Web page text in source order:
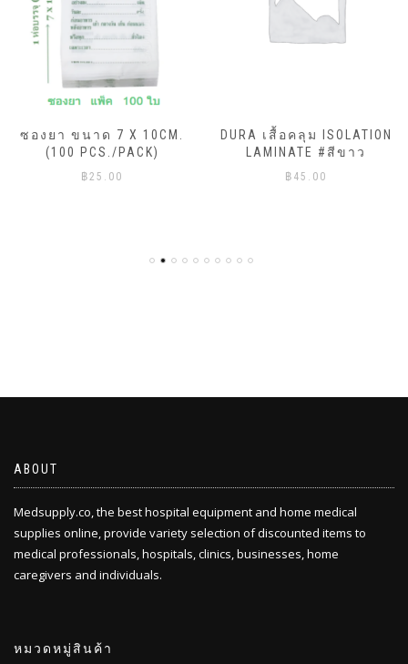
ซองยา ขนาด 7 X 10CM.
(100 PCS./PACK)
฿25.00
DURA เสื้อคลุม ISOLATION
LAMINATE #สีขาว
฿ 45.00
ABOUT
Medsupply.co, the best hospital equipment and home medical
supplies online, provide variety selection of discounted items to
medical professionals, hospitals, clinics, businesses, home
caregivers and individuals.
หมวดหมู่สินค้า